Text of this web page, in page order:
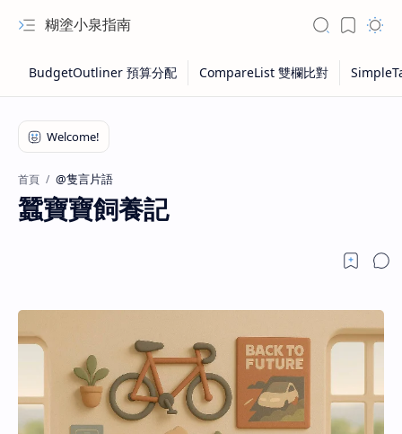
糊塗小泉指南
首頁 @隻言片語
蠶寶寶飼養記